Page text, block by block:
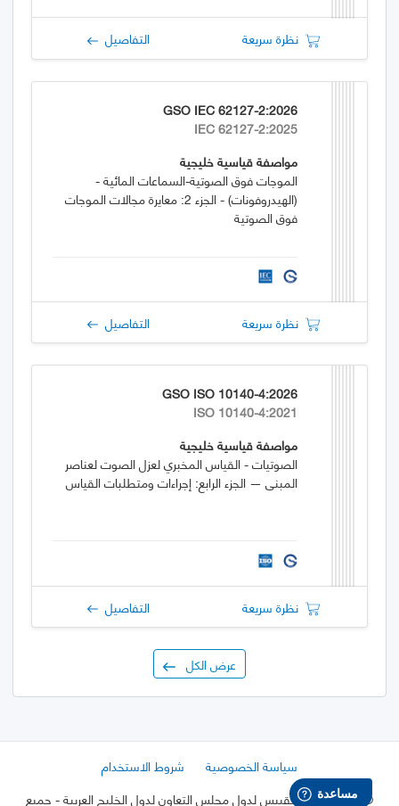
نظرة سريعة التفاصيل
GSO IEC 62127-2:2026
IEC 62127-2:2025
مواصفة قياسية خليجية
الموجات فوق الصوتية-السماعات المائية -
(الهيدروفونات) - الجزء 2: معايرة مجالات الموجات
فوق الصوتية
نظرة سريعة التفاصيل
GSO ISO 10140-4:2026
ISO 10140-4:2021
مواصفة قياسية خليجية
الصوتيات - القياس المخبري لعزل الصوت لعناصر
المبنى — الجزء الرابع: إجراءات ومتطلبات القياس
نظرة سريعة التفاصيل
عرض الكل
سياسة الخصوصية
شروط الاستخدام
© 2026 هيئة التقييس لدول مجلس التعاون لدول الخليج العربية - جميع